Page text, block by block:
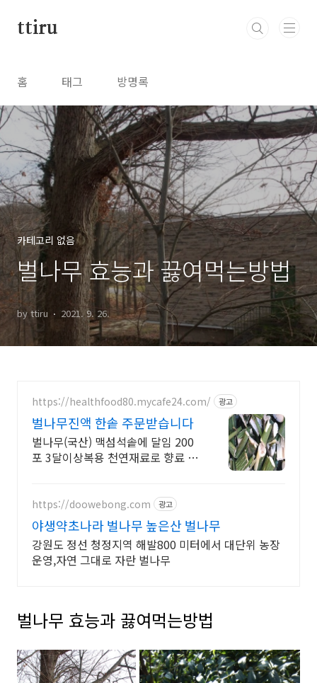
ttiru
홈 태그 방명록
카테고리 없음
벌나무 효능과 끓여먹는방법
by ttiru 2021. 9. 26.
https://healthfood80.mycafe24.com/ 광고
벌나무진액 한솥 주문받습니다
벌나무(국산) 맥섬석솥에 달임 200
포 3달이상복용 천연재료로 향료 색
https://doowebong.com 광고
야생약초나라 벌나무 높은산 벌나무
강원도 정선 청정지역 해발800 미터에서 대단위 농장
운영,자연 그대로 자란 벌나무
벌나무 효능과 끓여먹는방법